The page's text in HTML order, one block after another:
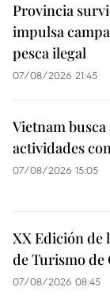
Provincia
impulsa
pesca ilegal
07/08/2026 21:45
Vietnam
actividades
07/08/2026 15:05
XX Edición de
de Turismo
07/08/2026 08:45